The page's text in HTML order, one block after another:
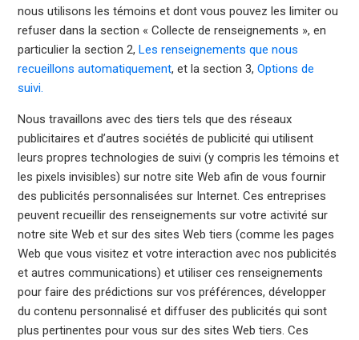
nous utilisons les témoins et dont vous pouvez les limiter ou
refuser dans la section « Collecte de renseignements », en
particulier la section 2,Les renseignements que nous
recueillons automatiquement, et la section 3,Options de
suivi.
Nous travaillons avec des tiers tels que des réseaux
publicitaires et d’autres sociétés de publicité qui utilisent
leurs propres technologies de suivi (y compris les témoins et
les pixels invisibles) sur notre site Web afin de vous fournir
des publicités personnalisées sur Internet. Ces entreprises
peuvent recueillir des renseignements sur votre activité sur
notre site Web et sur des sites Web tiers (comme les pages
Web que vous visitez et votre interaction avec nos publicités
et autres communications) et utiliser ces renseignements
pour faire des prédictions sur vos préférences, développer
du contenu personnalisé et diffuser des publicités qui sont
plus pertinentes pour vous sur des sites Web tiers. Ces